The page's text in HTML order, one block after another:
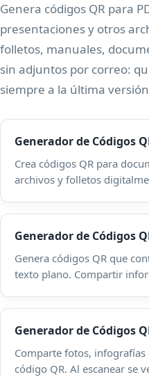
Genera códigos QR para
presentaciones y otros
folletos, manuales,
sin adjuntos por correo:
siempre a la última
Generador de Códigos
Crea códigos QR para
archivos y folletos
Generador de Códigos
Genera códigos QR que
texto plano. Compartir
Generador de Códigos
Comparte fotos,
código QR. Al escanear se